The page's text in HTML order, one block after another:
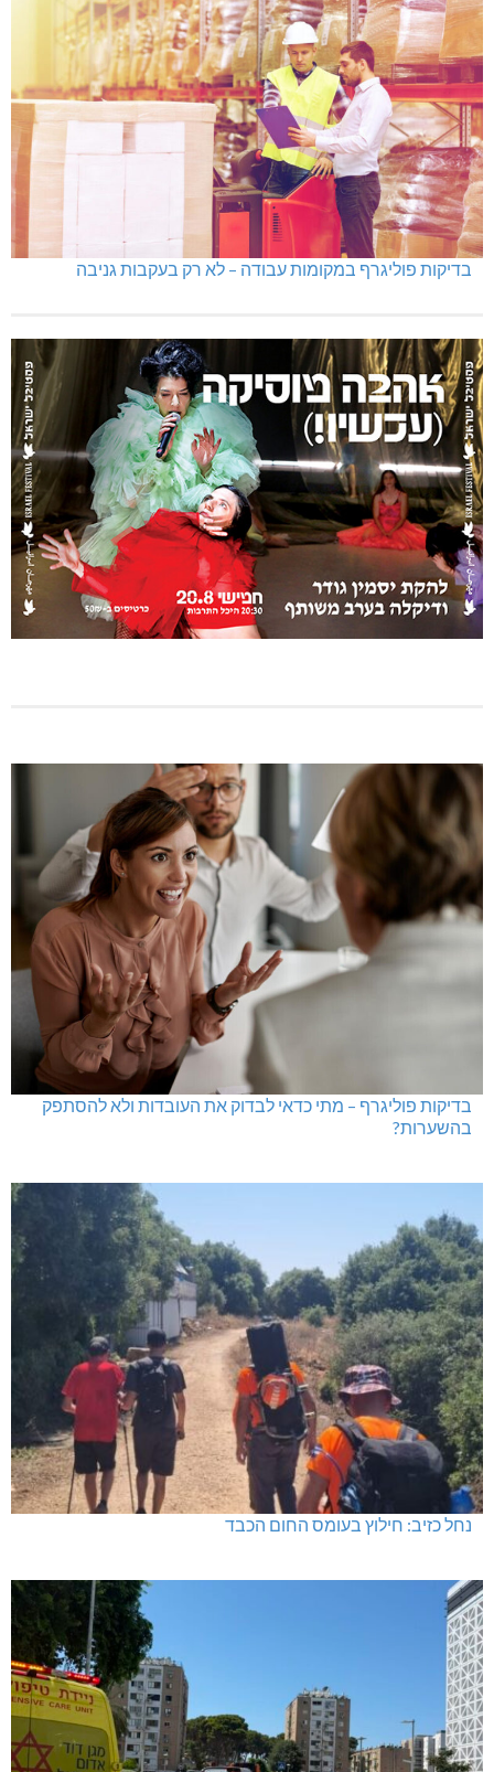
בדיקות פוליגרף במקומות עבודה – לא רק בעקבות גניבה
בדיקות פוליגרף – מתי כדאי לבדוק את העובדות ולא להסתפק
בהשערות?
נחל כזיב: חילוץ בעומס החום הכבד